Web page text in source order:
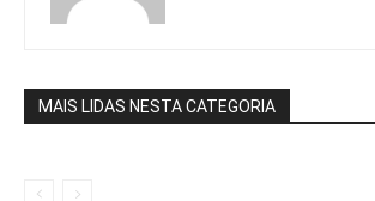
MAIS LIDAS NESTA CATEGORIA